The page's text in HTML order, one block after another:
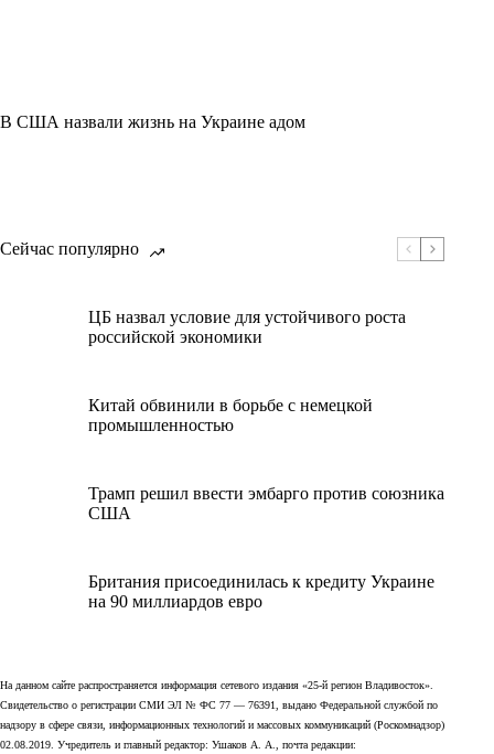
В США назвали жизнь на Украине адом
Сейчас популярно
ЦБ назвал условие для устойчивого роста
российской экономики
Китай обвинили в борьбе с немецкой
промышленностью
Трамп решил ввести эмбарго против союзника
США
Британия присоединилась к кредиту Украине
на 90 миллиардов евро
На данном сайте распространяется информация сетевого издания «25-й регион Владивосток».
Свидетельство о регистрации СМИ ЭЛ № ФС 77 — 76391, выдано Федеральной службой по
надзору в сфере связи, информационных технологий и массовых коммуникаций (Роскомнадзор)
02.08.2019. Учредитель и главный редактор: Ушаков А. А., почта редакции: